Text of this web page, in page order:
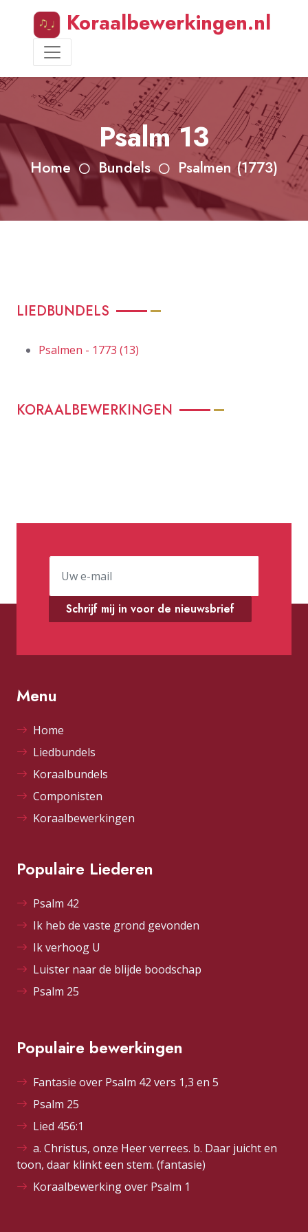
Koraalbewerkingen.nl
Psalm 13
Home Bundels Psalmen (1773)
LIEDBUNDELS
Psalmen - 1773 (13)
KORAALBEWERKINGEN
Schrijf mij in voor de nieuwsbrief
Menu
Home
Liedbundels
Koraalbundels
Componisten
Koraalbewerkingen
Populaire Liederen
Psalm 42
Ik heb de vaste grond gevonden
Ik verhoog U
Luister naar de blijde boodschap
Psalm 25
Populaire bewerkingen
Fantasie over Psalm 42 vers 1,3 en 5
Psalm 25
Lied 456:1
a. Christus, onze Heer verrees. b. Daar juicht en
toon, daar klinkt een stem. (fantasie)
Koraalbewerking over Psalm 1